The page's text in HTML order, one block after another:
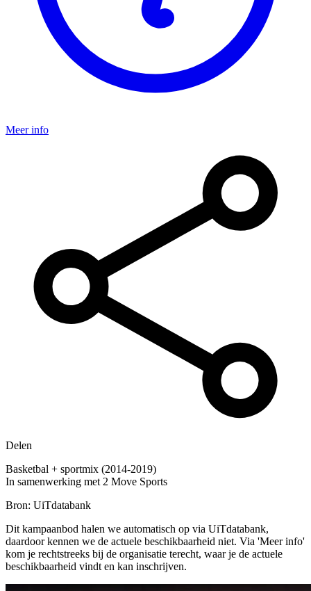
Meer info
Delen
Basketbal + sportmix (2014-2019)
In samenwerking met 2 Move Sports
Bron: UiTdatabank
Dit kampaanbod halen we automatisch op via UiTdatabank,
daardoor kennen we de actuele beschikbaarheid niet. Via 'Meer info'
kom je rechtstreeks bij de organisatie terecht, waar je de actuele
beschikbaarheid vindt en kan inschrijven.